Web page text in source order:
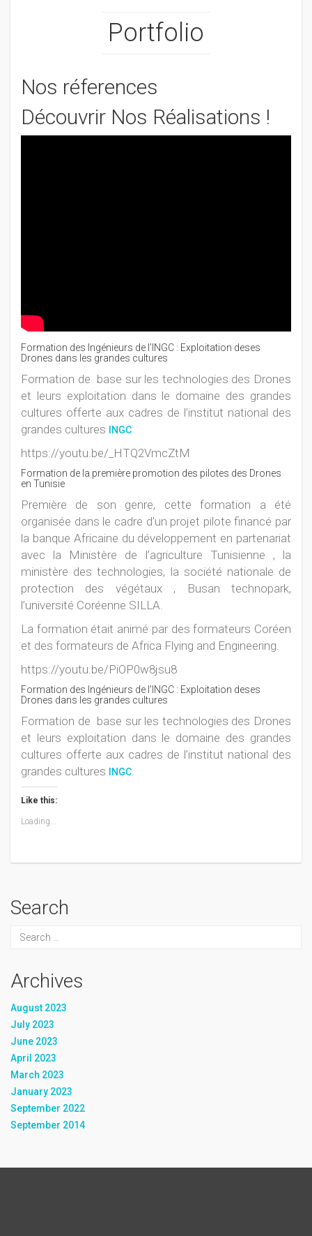
Portfolio
Nos réferences
Découvrir Nos Réalisations !
Formation des Ingénieurs de l’INGC : Exploitation deses
Drones dans les grandes cultures
Formation de base sur les technologies des Drones
et leurs exploitation dans le domaine des grandes
cultures offerte aux cadres de l’institut national des
grandes cultures
INGC
https://youtu.be/_HTQ2VmcZtM
Formation de la première promotion des pilotes des Drones
en Tunisie
Première de son genre, cette formation a été
organisée dans le cadre d’un projet pilote financé par
la banque Africaine du développement en partenariat
avec la Ministère de l’agriculture Tunisienne , la
ministère des technologies, la société nationale de
protection des végétaux , Busan technopark,
l’université Coréenne SILLA.
La formation était animé par des formateurs Coréen
et des formateurs de Africa Flying and Engineering.
https://youtu.be/PiOP0w8jsu8
Formation des Ingénieurs de l’INGC : Exploitation deses
Drones dans les grandes cultures
Formation de base sur les technologies des Drones
et leurs exploitation dans le domaine des grandes
cultures offerte aux cadres de l’institut national des
grandes cultures
INGC.
Like this:
Loading...
Search
Archives
August 2023
July 2023
June 2023
April 2023
March 2023
January 2023
September 2022
September 2014